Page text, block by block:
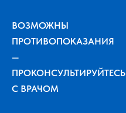
ВОЗМОЖНЫ
ПРОТИВОПОКАЗАНИЯ
—
ПРОКОНСУЛЬТИРУЙТЕСЬ
С ВРАЧОМ